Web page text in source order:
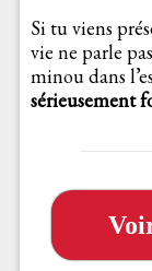
Si tu viens
vie ne parle
minou dans
sérieusement